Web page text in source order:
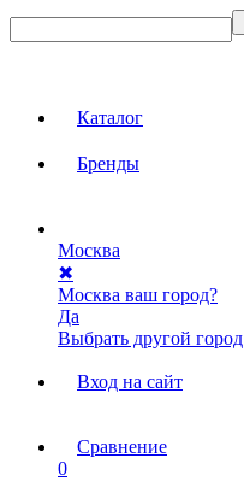
Каталог
Бренды
Москва
✖
Москва ваш город?
Да
Выбрать другой город
Вход на сайт
Сравнение
0